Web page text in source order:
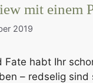
mit einem
2019
Fate habt Ihr
– redselig